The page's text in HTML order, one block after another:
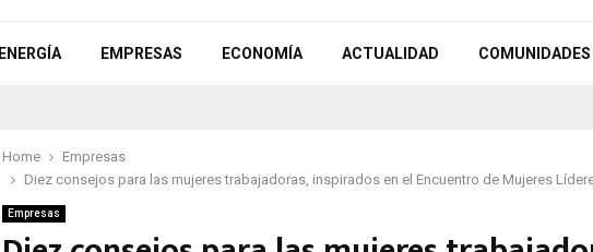
ENERGÍA EMPRESAS ECONOMÍA ACTUALIDAD COMUNIDADES
Home
Empresas
Diez consejos para las mujeres trabajadoras, inspirados en el Encuentro de Mujeres
Empresas